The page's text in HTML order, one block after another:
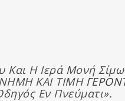
Και Η Ιερά Μονή
ΚΑΙ ΤΙΜΗ
Εν Πνεύματι».